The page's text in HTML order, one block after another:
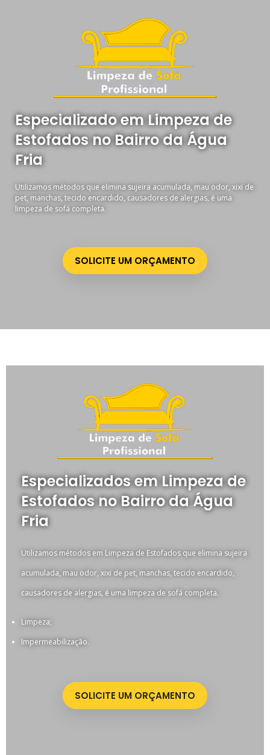
Especializado em Limpeza de
Estofados no Bairro da Água
Fria
Utilizamos métodos que elimina sujeira acumulada, mau odor, xixi de
pet, manchas, tecido encardido, causadores de alergias, é uma
limpeza de sofá completa.
SOLICITE UM ORÇAMENTO
Especializados em Limpeza de
Estofados no Bairro da Água
Fria
Utilizamos métodos em Limpeza de Estofados que elimina sujeira
acumulada, mau odor, xixi de pet, manchas, tecido encardido,
causadores de alergias, é uma limpeza de sofá completa.
Limpeza;
Impermeabilização.
SOLICITE UM ORÇAMENTO